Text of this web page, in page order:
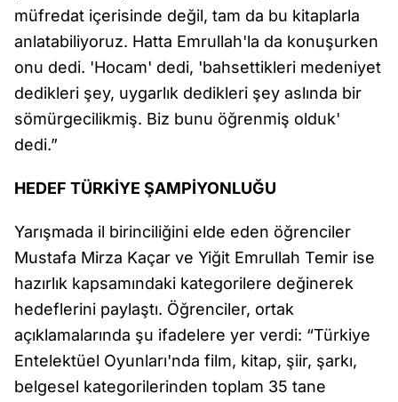
müfredat içerisinde değil, tam da bu kitaplarla
anlatabiliyoruz. Hatta Emrullah'la da konuşurken
onu dedi. 'Hocam' dedi, 'bahsettikleri medeniyet
dedikleri şey, uygarlık dedikleri şey aslında bir
sömürgecilikmiş. Biz bunu öğrenmiş olduk'
dedi.”
HEDEF TÜRKİYE ŞAMPİYONLUĞU
Yarışmada il birinciliğini elde eden öğrenciler
Mustafa Mirza Kaçar ve Yiğit Emrullah Temir ise
hazırlık kapsamındaki kategorilere değinerek
hedeflerini paylaştı. Öğrenciler, ortak
açıklamalarında şu ifadelere yer verdi: “Türkiye
Entelektüel Oyunları'nda film, kitap, şiir, şarkı,
belgesel kategorilerinden toplam 35 tane